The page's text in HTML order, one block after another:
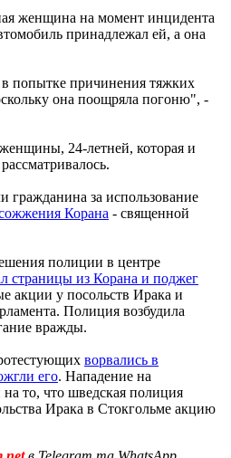
женщина на момент инцидента
принадлежал ей, а она
попытке причинения тяжких
она поощряла погоню", -
24-летней, которая и
за использование
Корана - священной
полиции в центре
страницы из Корана и поджег
акции у посольств Ирака и
Полиция возбудила
вражды.
ворвались в
его. Нападение на
на то, что шведская полиция
Ирака в Стокгольме акцию